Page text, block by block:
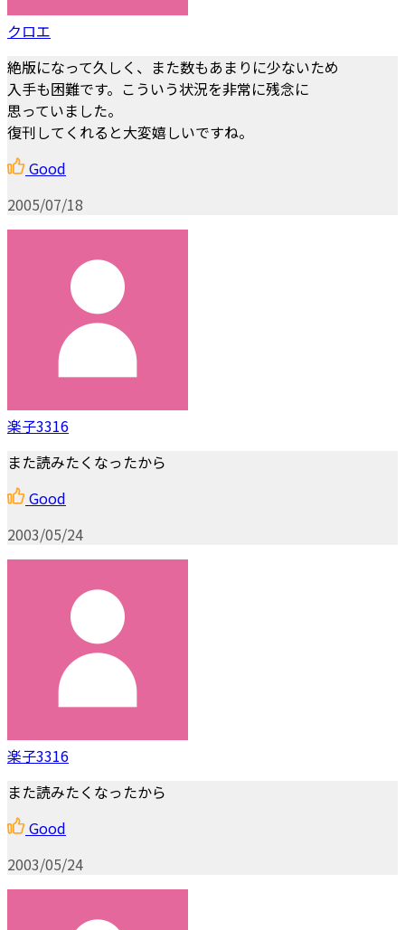
クロエ
絶版になって久しく、また数もあまりに少ないため
入手も困難です。こういう状況を非常に残念に
思っていました。
復刊してくれると大変嬉しいですね。
Good
2005/07/18
楽子3316
また読みたくなったから
Good
2003/05/24
楽子3316
また読みたくなったから
Good
2003/05/24